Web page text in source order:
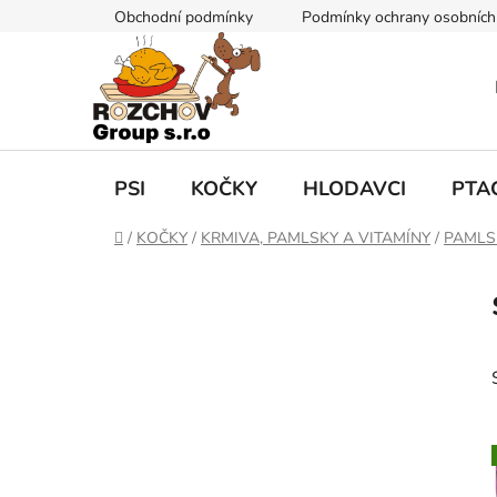
n
Obchodní podmínky Podmínky ochrany
PSI KOČKY HLODAVCI
D/ KOČKY / KRMIVA, PAMLSKY A VITAMÍNY /